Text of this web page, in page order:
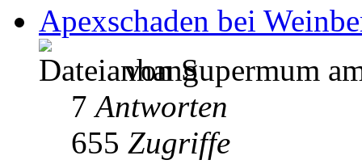
Apexschaden bei
von Supermum
7Antworten
655 Zugriffe